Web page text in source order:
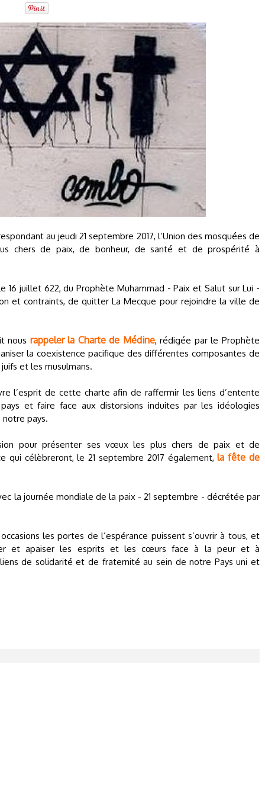
au jeudi 21 septembre 2017, l’Union des mosquées de
chers de paix, de bonheur, de santé et de prospérité à
16 juillet 622, du Prophète Muhammad - Paix et Salut sur Lui -
et contraints, de quitter La Mecque pour rejoindre la ville de
nous rappeler la Charte de Médine, rédigée par le Prophète
la coexistence pacifique des différentes composantes de
et les musulmans.
l’esprit de cette charte afin de raffermir les liens d’entente
et faire face aux distorsions induites par les idéologies
pays.
pour présenter ses vœux les plus chers de paix et de
qui célèbreront, le 21 septembre 2017 également,la fête de
la journée mondiale de la paix - 21 septembre - décrétée par
les portes de l’espérance puissent s’ouvrir à tous, et
et apaiser les esprits et les cœurs face à la peur et à
de solidarité et de fraternité au sein de notre Pays uni et